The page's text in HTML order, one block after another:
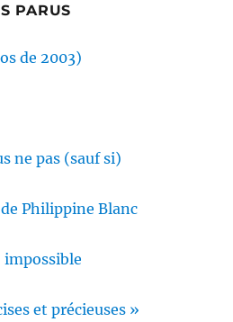
PARUS
de 2003)
ne pas (sauf si)
Philippine Blanc
impossible
et précieuses »